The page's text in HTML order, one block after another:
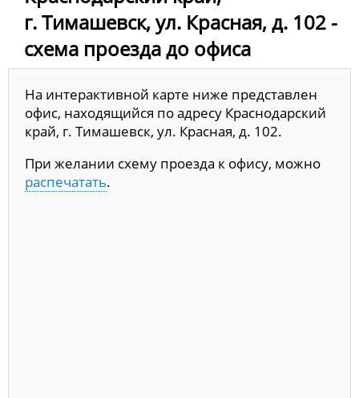
г. Тимашевск, ул. Красная, д. 102 -
схема проезда до офиса
На интерактивной карте ниже представлен
офис, находящийся по адресу Краснодарский
край, г. Тимашевск, ул. Красная, д. 102.
При желании схему проезда к офису, можно
распечатать.